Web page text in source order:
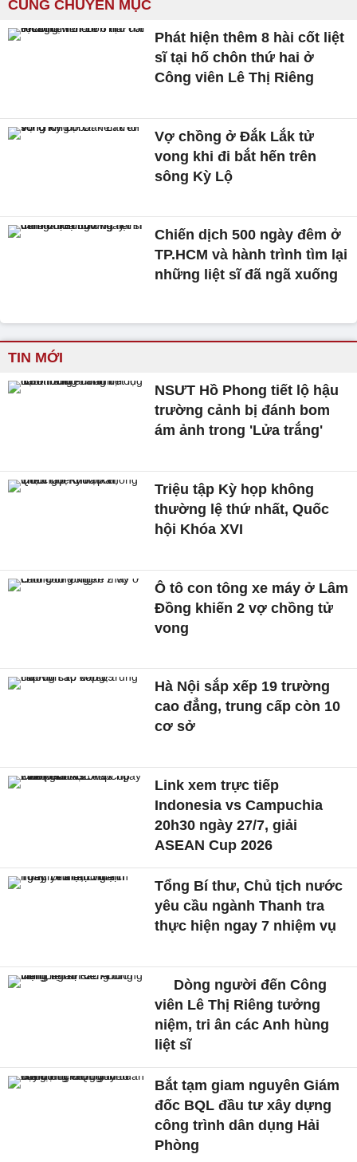
CÙNG CHUYÊN MỤC
Phát hiện thêm 8 hài cốt liệt
sĩ tại hố chôn thứ hai ở
Công viên Lê Thị Riêng
Vợ chồng ở Đắk Lắk tử
vong khi đi bắt hến trên
sông Kỳ Lộ
Chiến dịch 500 ngày đêm ở
TP.HCM và hành trình tìm lại
những liệt sĩ đã ngã xuống
TIN MỚI
NSƯT Hồ Phong tiết lộ hậu
trường cảnh bị đánh bom
ám ảnh trong 'Lửa trắng'
Triệu tập Kỳ họp không
thường lệ thứ nhất, Quốc
hội Khóa XVI
Ô tô con tông xe máy ở Lâm
Đồng khiến 2 vợ chồng tử
vong
Hà Nội sắp xếp 19 trường
cao đẳng, trung cấp còn 10
cơ sở
Link xem trực tiếp
Indonesia vs Campuchia
20h30 ngày 27/7, giải
ASEAN Cup 2026
Tổng Bí thư, Chủ tịch nước
yêu cầu ngành Thanh tra
thực hiện ngay 7 nhiệm vụ
Dòng người đến Công
viên Lê Thị Riêng tưởng
niệm, tri ân các Anh hùng
liệt sĩ
Bắt tạm giam nguyên Giám
đốc BQL đầu tư xây dựng
công trình dân dụng Hải
Phòng